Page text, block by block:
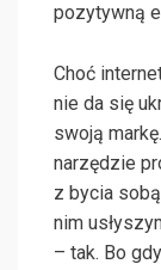
pozytywną
Choć
nie da się
swoją
narzędzie
z bycia
nim
– tak. Bo